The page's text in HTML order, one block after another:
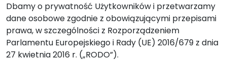
Dbamy o prywatność Użytkowników i przetwarzamy
dane osobowe zgodnie z obowiązującymi przepisami
prawa, w szczególności z Rozporządzeniem
Parlamentu Europejskiego i Rady (UE) 2016/679 z dnia
27 kwietnia 2016 r. („RODO”).